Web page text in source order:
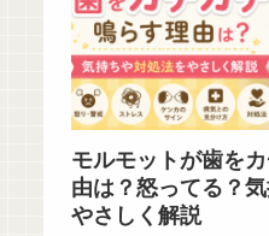
モルモットが歯を
由は？怒ってる？
やさしく解説